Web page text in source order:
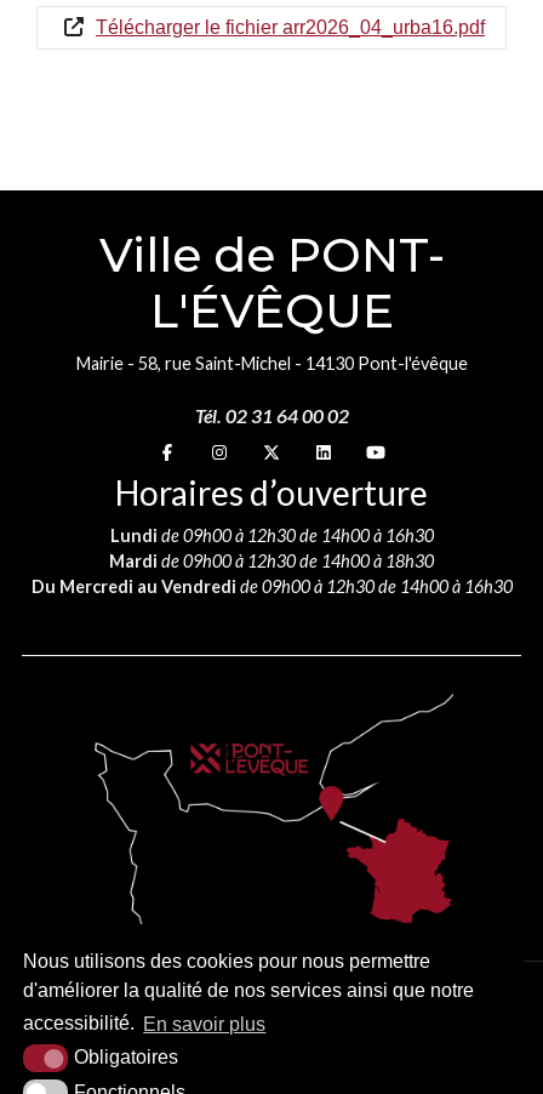
Nous utilisons des cookies pour nous permettre
d'améliorer la qualité de nos services ainsi que notre
accessibilité. En savoir plus
Obligatoires
Télécharger le fichier arr2026_04_urba16.pdf
Ville de PONT-
L'ÉVÊQUE
Mairie - 58, rue Saint-Michel - 14130 Pont-l'évêque
Tél. 02 31 64 00 02
Suivez-nous sur
Suivez-nous sur
Suivez-nous sur
Suivez-nous sur
Suivez-nous sur
Horaires d’ouverture
Lundi de 09h00 à 12h30 de 14h00 à 16h30
Mardi de 09h00 à 12h30 de 14h00 à 18h30
Du Mercredi au Vendredi de 09h00 à 12h30 de 14h00 à 16h30
PLAN DU SITE MENTIONS LÉGALES ACCESSIBILITÉ